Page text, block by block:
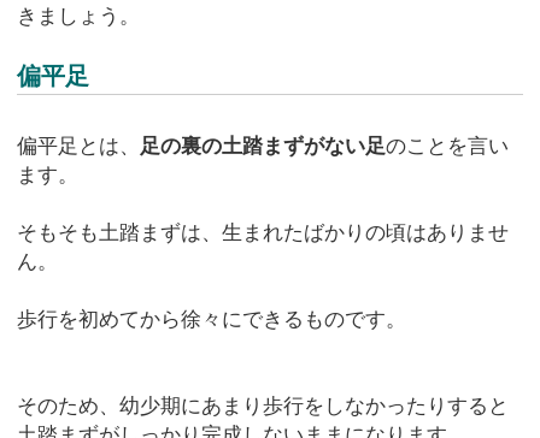
きましょう。
偏平足
偏平足とは、 足の裏の土踏まずがない足のことを言い
ます。
そもそも土踏まずは、生まれたばかりの頃はありませ
ん。
歩行を初めてから徐々にできるものです。
そのため、幼少期にあまり歩行をしなかったりすると